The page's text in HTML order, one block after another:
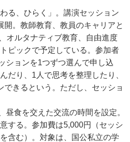
る、ひらく」。講演セッション
開。教師教育、教員のキャリアと
オルタナティブ教育、自由進度
ピックで予定している。参加者
ションを1つずつ選んで申し込
だり、1人で思考を整理したり、
できるという。ただし、セッショ
食を交えた交流の時間を設定。
する。参加費は5,000円（セッシ
含む）。対象は、国公私立の学